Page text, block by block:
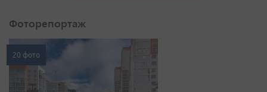
Фоторепортаж
20 фото